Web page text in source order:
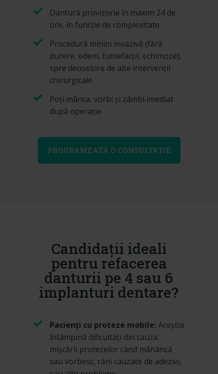
Dantură provizorie în maxim 24 de
ore, în funcție de complexitate.
Procedură minim invazivă (fără
durere, edem, tumefacții, echimoze),
spre deosebire de alte intervenții
chirurgicale.
Poți mânca, vorbi și zâmbi imediat
după operație
PROGRAMEAZĂ O CONSULTAȚIE
Candidații ideali
pentru refacerea
danturii pe 4 sau 6
implanturi dentare?
Pacienți cu proteze mobile: Aceștia
întâmpină dificultăți din cauza
mișcării protezelor când mănâncă
sau vorbesc, răni cauzate de adezivi,